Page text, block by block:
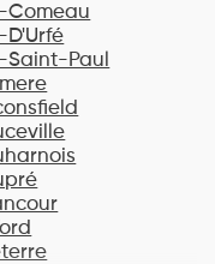
Comeau
D'Urfé
Saint-Paul